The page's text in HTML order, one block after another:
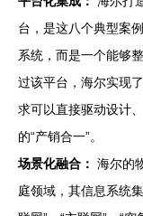
台，是这八个典型案
系统，而是一个能够
过该平台，海尔实现
求可以直接驱动设计
的“产销合一”。
场景化融合： 海尔的
庭领域，其信息系统